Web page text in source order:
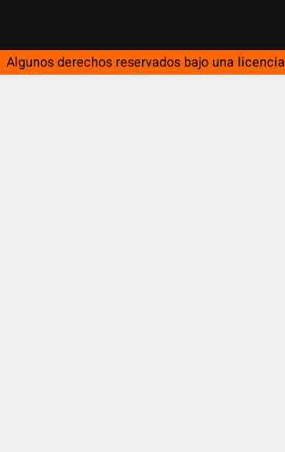
Algunos derechos reservados bajo una licencia